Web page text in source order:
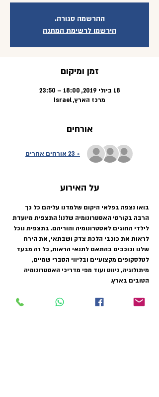
ההרשמה סגורה.
הירשמו לרשימת המתנה
זמן ומיקום
18 ביולי 2019, 18:00 – 23:50
מרכז הארץ, Israel
אורחים
+ 23 אורחים אחרים
על האירוע
בואו נצפה בפלאי היקום שלמדנו עליהם כל כך
הרבה בקורסי האסטרונומיה שלנו! התצפית מיועדת
לילדי החוגים לאסטרונומיה והוריהם. בתצפית נוכל
לראות את כוכבי הלכת צדק ושבתאי, את הירח
שלנו וכוכבים בהתאם לתנאי הראות, כל זה מבעד
לטלסקופים מקצועיים ובליווי הסברי שמיים,
מיתולוגיה, ניווט ועוד מפי מדריכי האסטרונומיה
הטובים בארץ.
18:00 בחניון בן מרטין ליד הפרק הלאומי ברמת גן.